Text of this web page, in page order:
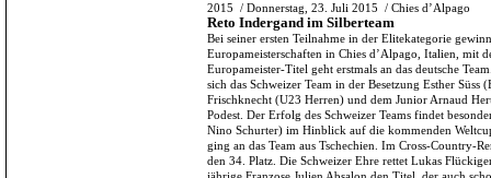
2015 / Donnerstag, 23. Juli 2015 / Chies d’Alpago
Reto Indergand im Silberteam
Bei seiner ersten Teilnahme in der Elitekategorie
Europameisterschaften in Chies d’Alpago, Italien, mit
Europameister-Titel geht erstmals an das deutsche
sich das Schweizer Team in der Besetzung Esther
Frischknecht (U23 Herren) und dem Junior Arnaud
Podest. Der Erfolg des Schweizer Teams findet
Nino Schurter) im Hinblick auf die kommenden
ging an das Team aus Tschechien. Im Cross-Country-
den 34. Platz. Die Schweizer Ehre rettet Lukas